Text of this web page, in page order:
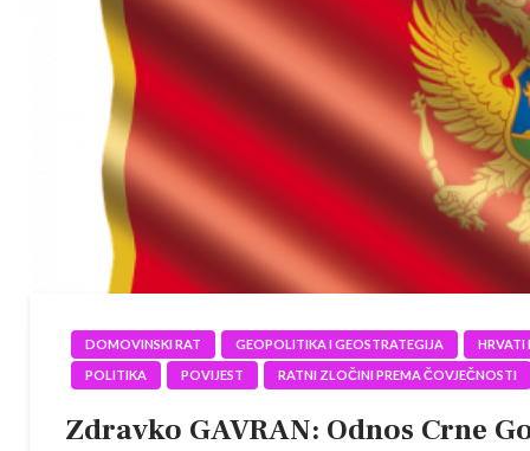
DOMOVINSKI RAT GEOPOLITIKA I GEOSTRATEGIJA
HRVATI
POLITIKA
POVIJEST RATNI ZLOČINI PREMA ČOVJEČNOSTI
Zdravko GAVRAN: Odnos Crne